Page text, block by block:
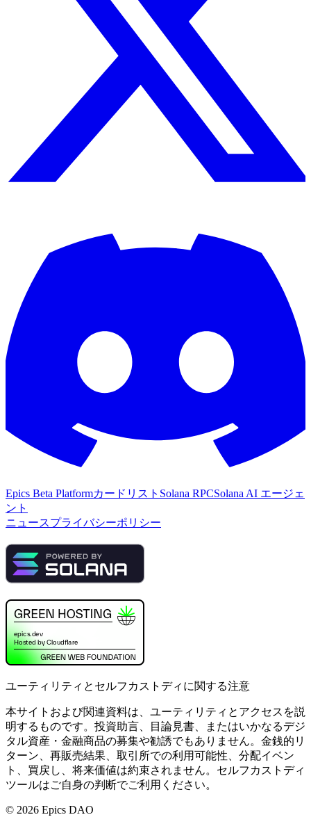
Epics Beta Platformカードリスト Solana RPCSolana AI エージェ
ント
ニュースプライバシーポリシー
ユーティリティとセルフカストディに関する注意
本サイトおよび関連資料は、ユーティリティとアクセスを説
明するものです。投資助言、目論見書、またはいかなるデジ
タル資産・金融商品の募集や勧誘でもありません。金銭的リ
ターン、再販売結果、取引所での利用可能性、分配イベン
ト、買戻し、将来価値は約束されません。セルフカストディ
ツールはご自身の判断でご利用ください。
© 2026 Epics DAO